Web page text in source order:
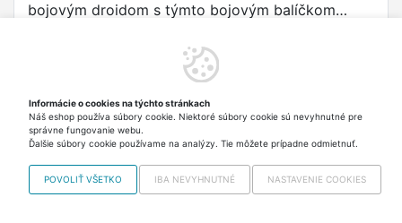
bojovým droidom s týmto bojovým balíčkom
Do košíka
Informácie o cookies na týchto stránkach
Náš eshop používa súbory cookie. Niektoré súbory cookie sú nevyhnutné pre
správne fungovanie webu.
Ďalšie súbory cookie používame na analýzy. Tie môžete prípadne odmietnuť.
POVOLIŤ VŠETKO IBA NEVYHNUTNÉ NASTAVENIE COOKIES